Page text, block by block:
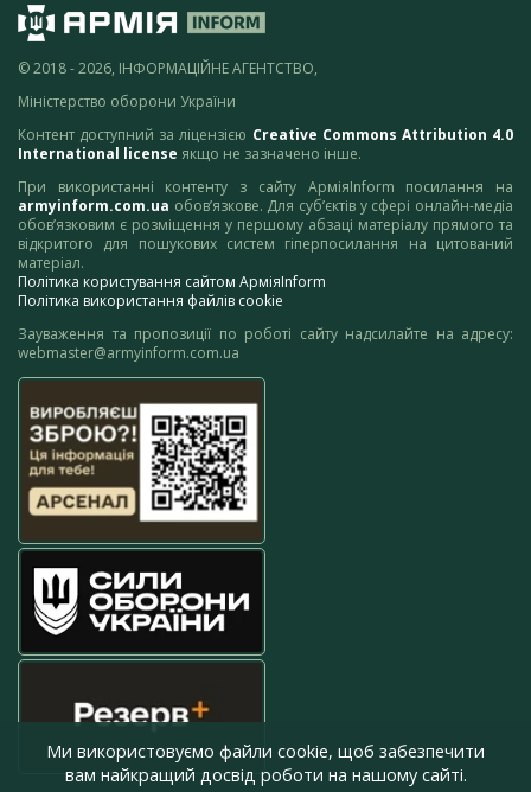
© 2018 - 2026, ІНФОРМАЦІЙНЕ АГЕНТСТВО,
Міністерство оборони України
Контент доступний за ліцензією Creative Commons Attribution 4.0
International license якщо не зазначено інше.
При використанні контенту з сайту АрміяInform посилання на
armyinform.com.ua обов’язкове. Для суб’єктів у сфері онлайн-медіа
обов’язковим є розміщення у першому абзаці матеріалу прямого та
відкритого для пошукових систем гіперпосилання на цитований
матеріал.
Політика користування сайтом АрміяInform
Політика використання файлів cookie
Зауваження та пропозиції по роботі сайту надсилайте на адресу:
webmaster@armyinform.com.ua
Ми використовуємо файли cookie, щоб забезпечити
вам найкращий досвід роботи на нашому сайті.